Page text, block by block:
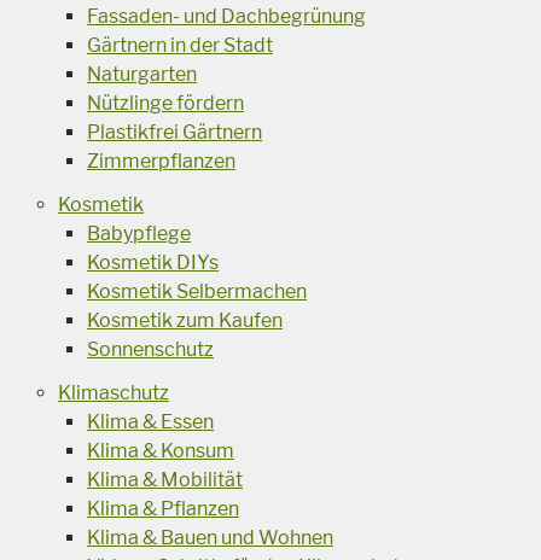
Fassaden- und Dachbegrünung
Gärtnern in der Stadt
Naturgarten
Nützlinge fördern
Plastikfrei Gärtnern
Zimmerpflanzen
Kosmetik
Babypflege
Kosmetik DIYs
Kosmetik Selbermachen
Kosmetik zum Kaufen
Sonnenschutz
Klimaschutz
Klima & Essen
Klima & Konsum
Klima & Mobilität
Klima & Pflanzen
Klima & Bauen und Wohnen